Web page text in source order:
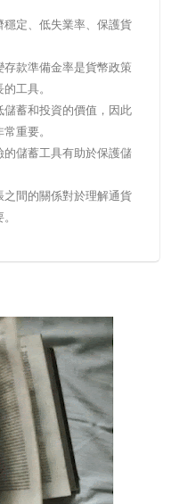
定、低失業率、保護貨
款準備金率是貨幣政策
工具。
蓄和投資的價值，因此
重要。
儲蓄工具有助於保護儲
間的關係對於理解通貨